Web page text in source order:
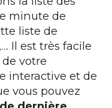
minute de
liste de
Il est très facile
votre
interactive et de
vous pouvez